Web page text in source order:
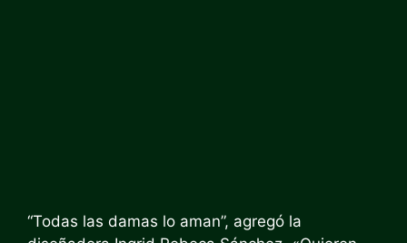
“Todas las damas lo aman”, agregó la